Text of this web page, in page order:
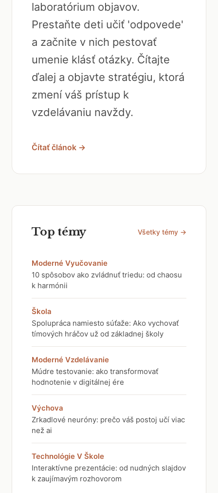
laboratórium objavov.
Prestaňte deti učiť 'odpovede'
a začnite v nich pestovať
umenie klásť otázky. Čítajte
ďalej a objavte stratégiu, ktorá
zmení váš prístup k
vzdelávaniu navždy.
Čítať článok →
Top témy Všetky témy →
Moderné Vyučovanie
10 spôsobov ako zvládnuť triedu: od chaosu
k harmónii
Škola
Spolupráca namiesto súťaže: Ako vychovať
tímových hráčov už od základnej školy
Moderné Vzdelávanie
Múdre testovanie: ako transformovať
hodnotenie v digitálnej ére
Výchova
Zrkadlové neuróny: prečo váš postoj učí viac
než ai
Technológie V Škole
Interaktívne prezentácie: od nudných slajdov
k zaujímavým rozhovorom